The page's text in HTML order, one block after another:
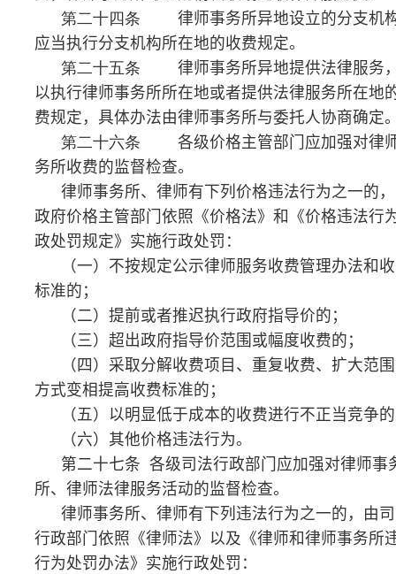
第二十八条 公民、法人和其他组织认为律师事务
所或律师存在价格违法行为，可以通过函件、电话、来
访等形式，向价格主管部门、司法行政部门或者律师协
会举报、投诉。
第二十九条 地方人民政府价格主管部门、司法行
政部门超越定价权限，擅自制定、调整律师服务收费标
准的，由上级价格主管部门或者同级人民政府责令改
正；情节严重的，提请有关部门对责任人予以处分。
第三十条 因律师服务收费发生争议的，律师事务
所应当与委托人协商解决。协商不成的，可以提请律师
事务所所在地的律师协会、司法行政部门和价格主管部
门调解处理，也可以申请仲裁或者向人民法院提起诉
讼。
第三十一条 律师服务收费争议调解办法另行制
定。
第三十二条
各省、自治区、直辖市人民政府价格
主管部门会同同级司法行政部门，依据本办法制定律师
服务收费管理的具体实施办法，报国家发展改革委和司
法部备案。
第三十三条 本办法由国家发展改革委会同司法部
第三十四条 本办法自2006年12月1日起执行。《国
家计委、司法部关于印发<律师服务收费管理暂行办法
的通知》（计价格〔 1997〕286号）和《国家计委、司
法部关于暂由各地制定律师服务收费临时标准的通知》
（计价费〔 2000 〕 392号）同时废止。